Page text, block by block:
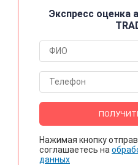
Экспресс оценка
Нажимая кнопку
соглашаетесь на
данных